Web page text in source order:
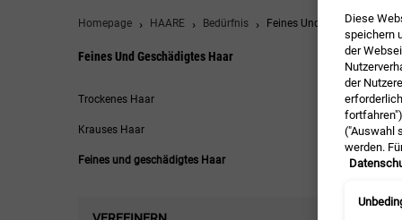
Homepage HAARE Bedürfnis Feines Und Geschädigtes
Feines Und Geschädigtes Haar
Feines und geschädigtes Haar
Trockenes Haar
Krauses Haar
Feines und geschädigtes Haar
Diese
speichern
der
der
("Auswahl
werden.